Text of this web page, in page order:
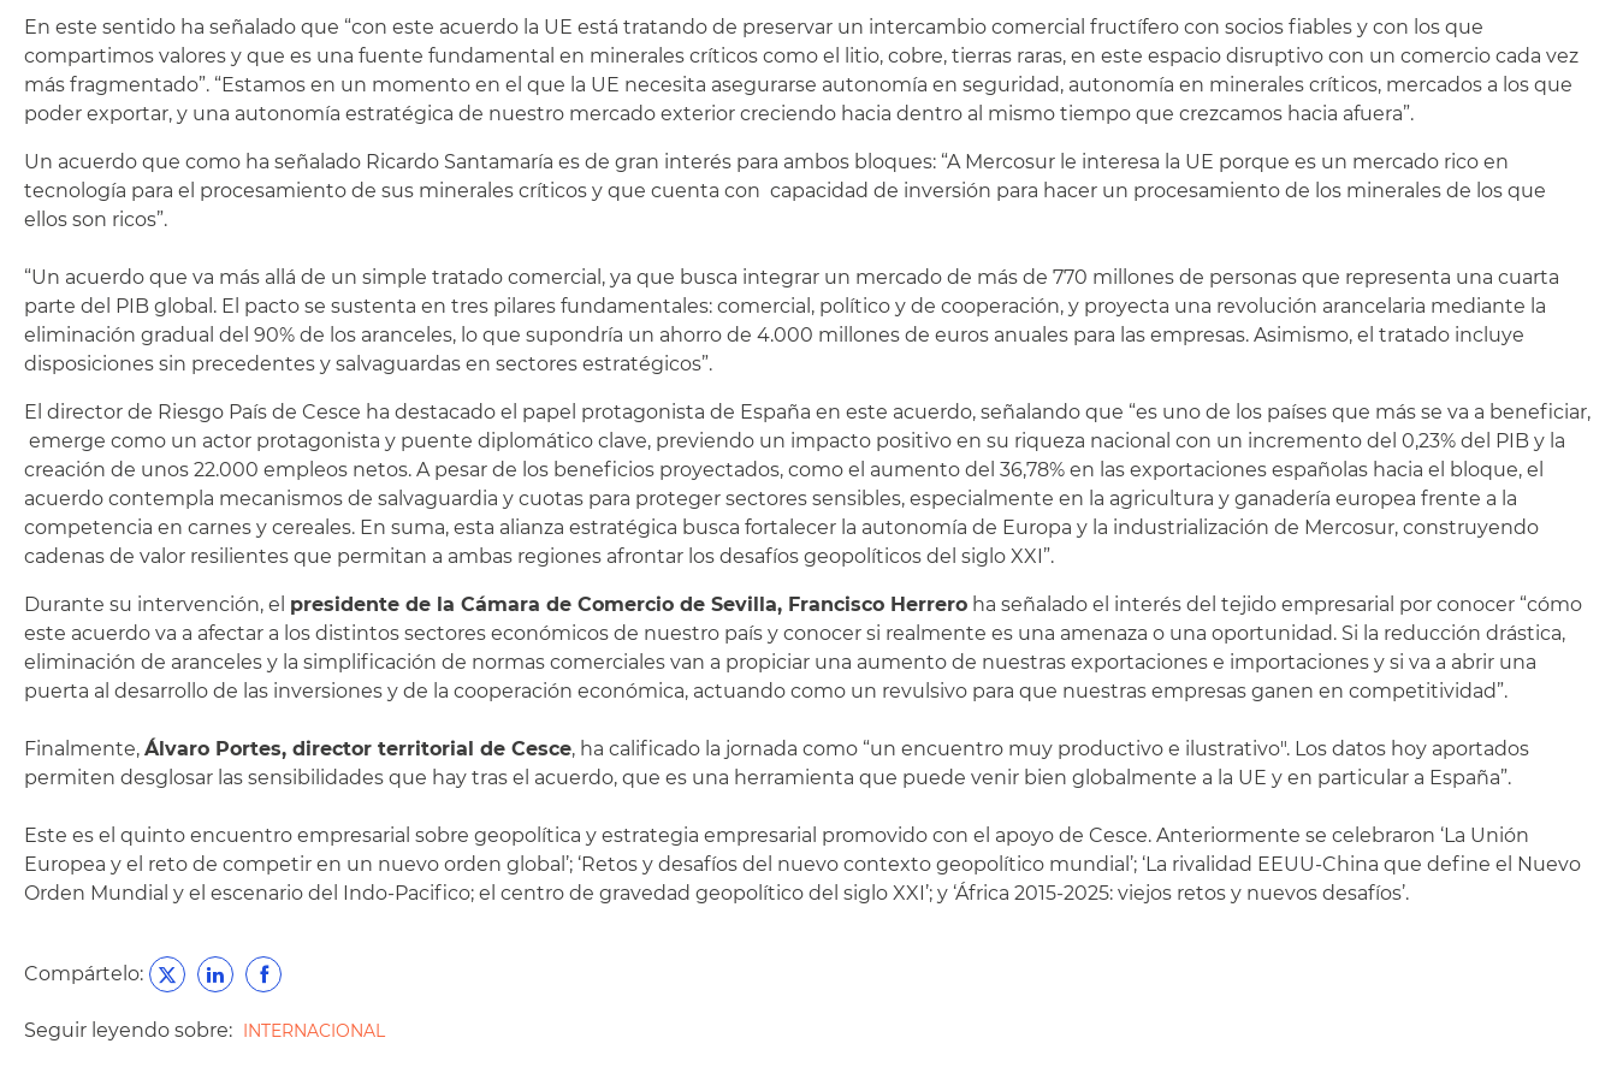
En este sentido ha señalado que “con este acuerdo la UE está tratando de preservar un intercambio comercial fructífero con socios fiables y con los que
compartimos valores y que es una fuente fundamental en minerales críticos como el litio, cobre, tierras raras, en este espacio disruptivo con un comercio cada vez
más fragmentado”. “Estamos en un momento en el que la UE necesita asegurarse autonomía en seguridad, autonomía en minerales críticos, mercados a los que
poder exportar, y una autonomía estratégica de nuestro mercado exterior creciendo hacia dentro al mismo tiempo que crezcamos hacia afuera”.
Un acuerdo que como ha señalado Ricardo Santamaría es de gran interés para ambos bloques: “A Mercosur le interesa la UE porque es un mercado rico en
tecnología para el procesamiento de sus minerales críticos y que cuenta con capacidad de inversión para hacer un procesamiento de los minerales de los que
ellos son ricos”.
“Un acuerdo que va más allá de un simple tratado comercial, ya que busca integrar un mercado de más de 770 millones de personas que representa una cuarta
parte del PIB global. El pacto se sustenta en tres pilares fundamentales: comercial, político y de cooperación, y proyecta una revolución arancelaria mediante la
eliminación gradual del 90% de los aranceles, lo que supondría un ahorro de 4.000 millones de euros anuales para las empresas. Asimismo, el tratado incluye
disposiciones sin precedentes y salvaguardas en sectores estratégicos”.
El director de Riesgo País de Cesce ha destacado el papel protagonista de España en este acuerdo, señalando que “es uno de los países que más se va a beneficiar,
emerge como un actor protagonista y puente diplomático clave, previendo un impacto positivo en su riqueza nacional con un incremento del 0,23% del PIB y la
creación de unos 22.000 empleos netos. A pesar de los beneficios proyectados, como el aumento del 36,78% en las exportaciones españolas hacia el bloque, el
acuerdo contempla mecanismos de salvaguardia y cuotas para proteger sectores sensibles, especialmente en la agricultura y ganadería europea frente a la
competencia en carnes y cereales. En suma, esta alianza estratégica busca fortalecer la autonomía de Europa y la industrialización de Mercosur, construyendo
cadenas de valor resilientes que permitan a ambas regiones afrontar los desafíos geopolíticos del siglo XXI”.
Durante su intervención, el presidente de la Cámara de Comercio de Sevilla, Francisco Herrero ha señalado el interés del tejido empresarial por conocer “cómo
este acuerdo va a afectar a los distintos sectores económicos de nuestro país y conocer si realmente es una amenaza o una oportunidad. Si la reducción drástica,
eliminación de aranceles y la simplificación de normas comerciales van a propiciar una aumento de nuestras exportaciones e importaciones y si va a abrir una
puerta al desarrollo de las inversiones y de la cooperación económica, actuando como un revulsivo para que nuestras empresas ganen en competitividad”.
Finalmente, Álvaro Portes, director territorial de Cesce, ha calificado la jornada como “un encuentro muy productivo e ilustrativo". Los datos hoy aportados
permiten desglosar las sensibilidades que hay tras el acuerdo, que es una herramienta que puede venir bien globalmente a la UE y en particular a España”.
Este es el quinto encuentro empresarial sobre geopolítica y estrategia empresarial promovido con el apoyo de Cesce. Anteriormente se celebraron ‘La Unión
Europea y el reto de competir en un nuevo orden global’; ‘Retos y desafíos del nuevo contexto geopolítico mundial’; ‘La rivalidad EEUU-China que define el Nuevo
Orden Mundial y el escenario del Indo-Pacifico; el centro de gravedad geopolítico del siglo XXI’; y ‘África 2015-2025: viejos retos y nuevos desafíos’.
Compártelo:
Seguir leyendo sobre: INTERNACIONAL